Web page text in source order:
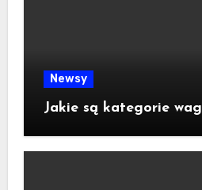
Newsy
Jakie są kategorie